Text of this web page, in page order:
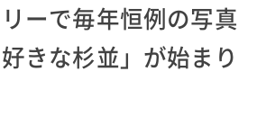
ーで毎年恒例の写真
きな杉並」が始まり